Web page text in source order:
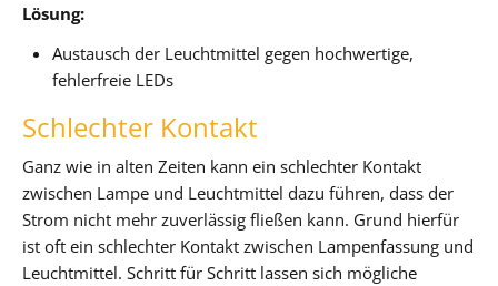
Lösung:
Austausch der Leuchtmittel gegen hochwertige,
fehlerfreie LEDs
Schlechter Kontakt
Ganz wie in alten Zeiten kann ein schlechter Kontakt
zwischen Lampe und Leuchtmittel dazu führen, dass der
Strom nicht mehr zuverlässig fließen kann. Grund hierfür
ist oft ein schlechter Kontakt zwischen Lampenfassung und
Leuchtmittel. Schritt für Schritt lassen sich mögliche